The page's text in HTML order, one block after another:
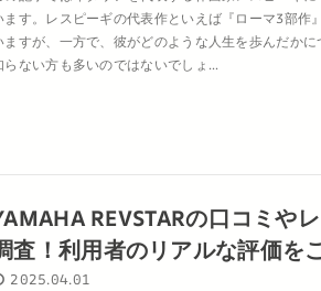
ます。レスピーギの代表作といえば『ローマ3部作
ますが、一方で、彼がどのような人生を歩んだかに
らない方も多いのではないでしょ...
REVSTARの口コミや
査！利用者のリアルな評価を
2025.04.01